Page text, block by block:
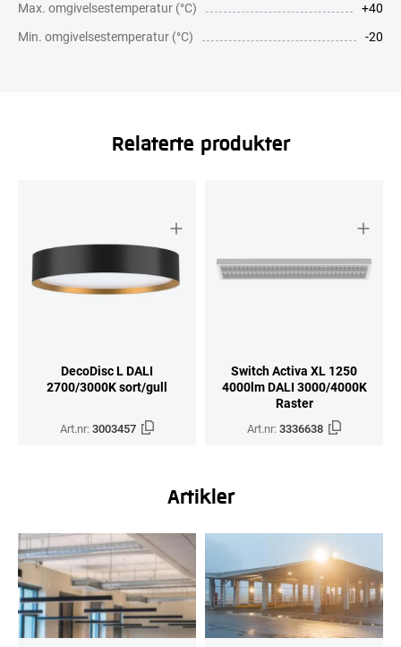
Max. omgivelsestemperatur (°C)
+40
Min. omgivelsestemperatur (°C)
-20
Relaterte produkter
DecoDisc L DALI
2700/3000K sort/gull
Art.nr:3003457
Switch Activa XL 1250
4000lm DALI 3000/4000K
Raster
Art.nr:3336638
Artikler